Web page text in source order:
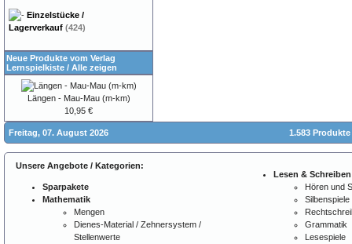
Einzelstücke /
Lagerverkauf (424)
Neue Produkte vom Verlag
Lernspielkiste / Alle zeigen
Längen - Mau-Mau (m-km)
10,95 €
Freitag, 07. August 2026 1.583
Unsere Angebote / Kategorien:
Sparpakete
Mathematik
Mengen
Dienes-Material / Zehnersystem /
Stellenwerte
Lesen & Schreiben
Hören und
Silbenspiele
Grammatik
Lesespiele